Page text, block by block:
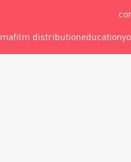
film distributioneducation